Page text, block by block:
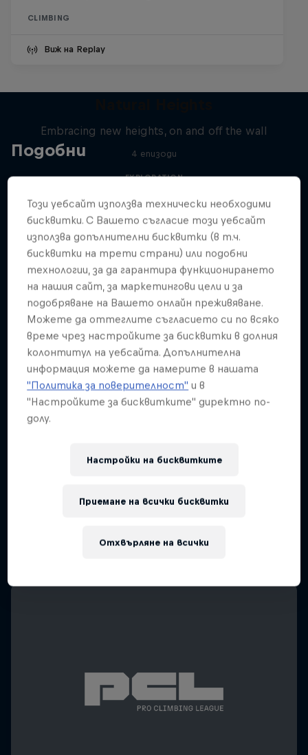
CLIMBING
Виж на Replay
Подобни
Embracing new heights, on and off the wall
4 епизоди
EXPLORATION
Този уебсайт използва технически необходими
бисквитки. С Вашето съгласие този уебсайт
използва допълнителни бисквитки (в т.ч.
бисквитки на трети страни) или подобни
технологии, за да гарантира функционирането
на нашия сайт, за маркетингови цели и за
подобряване на Вашето онлайн преживяване.
Можете да оттеглите съгласието си по всяко
време чрез настройките за бисквитки в долния
колонтитул на уебсайта. Допълнителна
информация можете да намерите в нашата
"Политика за поверителност" и в
"Настройките за бисквитките" директно по-
долу.
Настройки на бисквитките
Отхвърляне на всички
Приемане на всички бисквитки